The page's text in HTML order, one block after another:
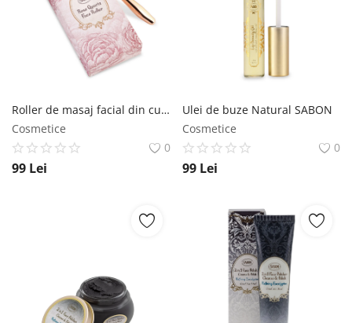
Roller de masaj facial din cuarț SABON
Cosmetice
0
99 Lei
Ulei de buze Natural SABON
Cosmetice
0
99 Lei